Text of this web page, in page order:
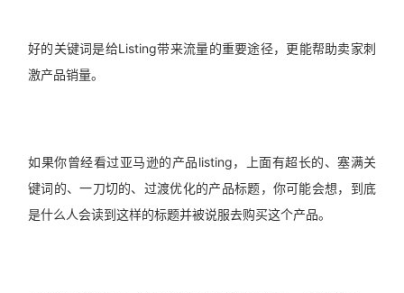
好的关键词是给Listing带来流量的重要途径，更能帮助卖家刺
激产品销量。
如果你曾经看过亚马逊的产品listing，上面有超长的、塞满关
键词的、一刀切的、过渡优化的产品标题，你可能会想，到底
是什么人会读到这样的标题并被说服去购买这个产品。